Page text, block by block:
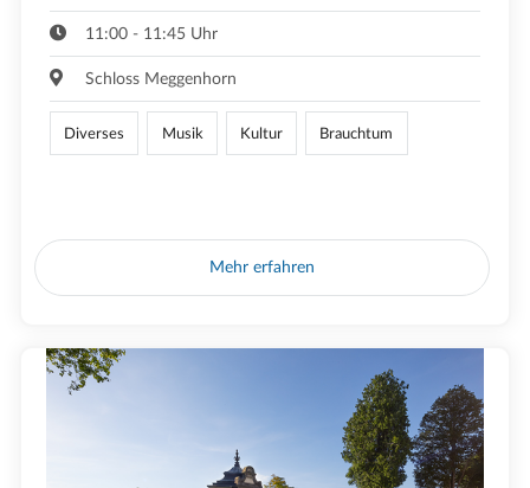
11:00 - 11:45 Uhr
Schloss Meggenhorn
Diverses Musik Kultur Brauchtum
Mehr erfahren